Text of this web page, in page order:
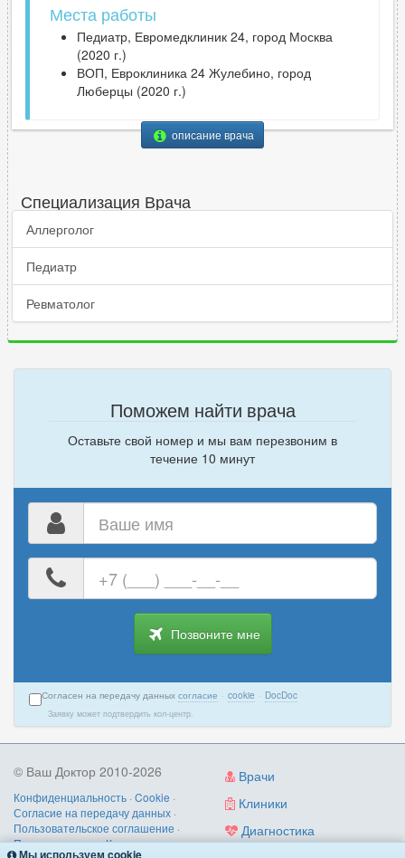
Места работы
Педиатр, Евромедклиник 24, город Москва
(2020 г.)
ВОП, Евроклиника 24 Жулебино, город
Люберцы (2020 г.)
описание врача
Специализация Врача
Аллерголог
Педиатр
Ревматолог
Поможем найти врача
Оставьте свой номер и мы вам перезвоним в
течение 10 минут
номер
телефона
Позвоните мне
Согласен на передачу данных согласие · cookie · DocDoc
Заявку может подтвердить кол-центр.
Врачи
Клиники
Диагностика
© Ваш Доктор 2010-2026
Конфиденциальность · Cookie ·
Согласие на передачу данных ·
Пользовательское соглашение ·
Правила записи·Контакты
Мы используем cookie